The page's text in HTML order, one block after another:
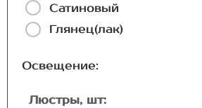
Сатиновый
Глянец(лак)
Освещение:
Люстры, шт: